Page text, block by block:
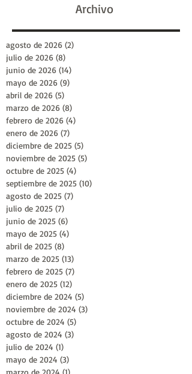
Archivo
agosto de 2026 (2)
julio de 2026 (8)
junio de 2026 (14)
mayo de 2026 (9)
abril de 2026 (5)
marzo de 2026 (8)
febrero de 2026 (4)
enero de 2026 (7)
diciembre de 2025 (5)
noviembre de 2025 (5)
octubre de 2025 (4)
septiembre de 2025 (10)
agosto de 2025 (7)
julio de 2025 (7)
junio de 2025 (6)
mayo de 2025 (4)
abril de 2025 (8)
marzo de 2025 (13)
febrero de 2025 (7)
enero de 2025 (12)
diciembre de 2024 (5)
noviembre de 2024 (3)
octubre de 2024 (5)
agosto de 2024 (3)
julio de 2024 (1)
mayo de 2024 (3)
marzo de 2024 (1)